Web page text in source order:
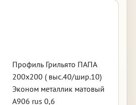
Профиль Грильято ПАПА
200х200 ( выс.40/шир.10)
Эконом металлик матовый
А906 rus 0,6